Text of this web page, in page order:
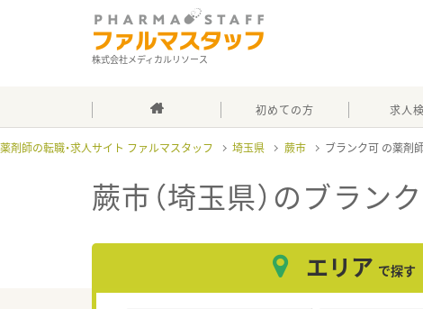
株式会社メディカルリソース
初めての方 求人
薬剤師の転職・求人サイト ファルマスタッフ 埼玉県 蕨市 ブランク可
蕨市（埼玉県）のブラン
エリア で探す